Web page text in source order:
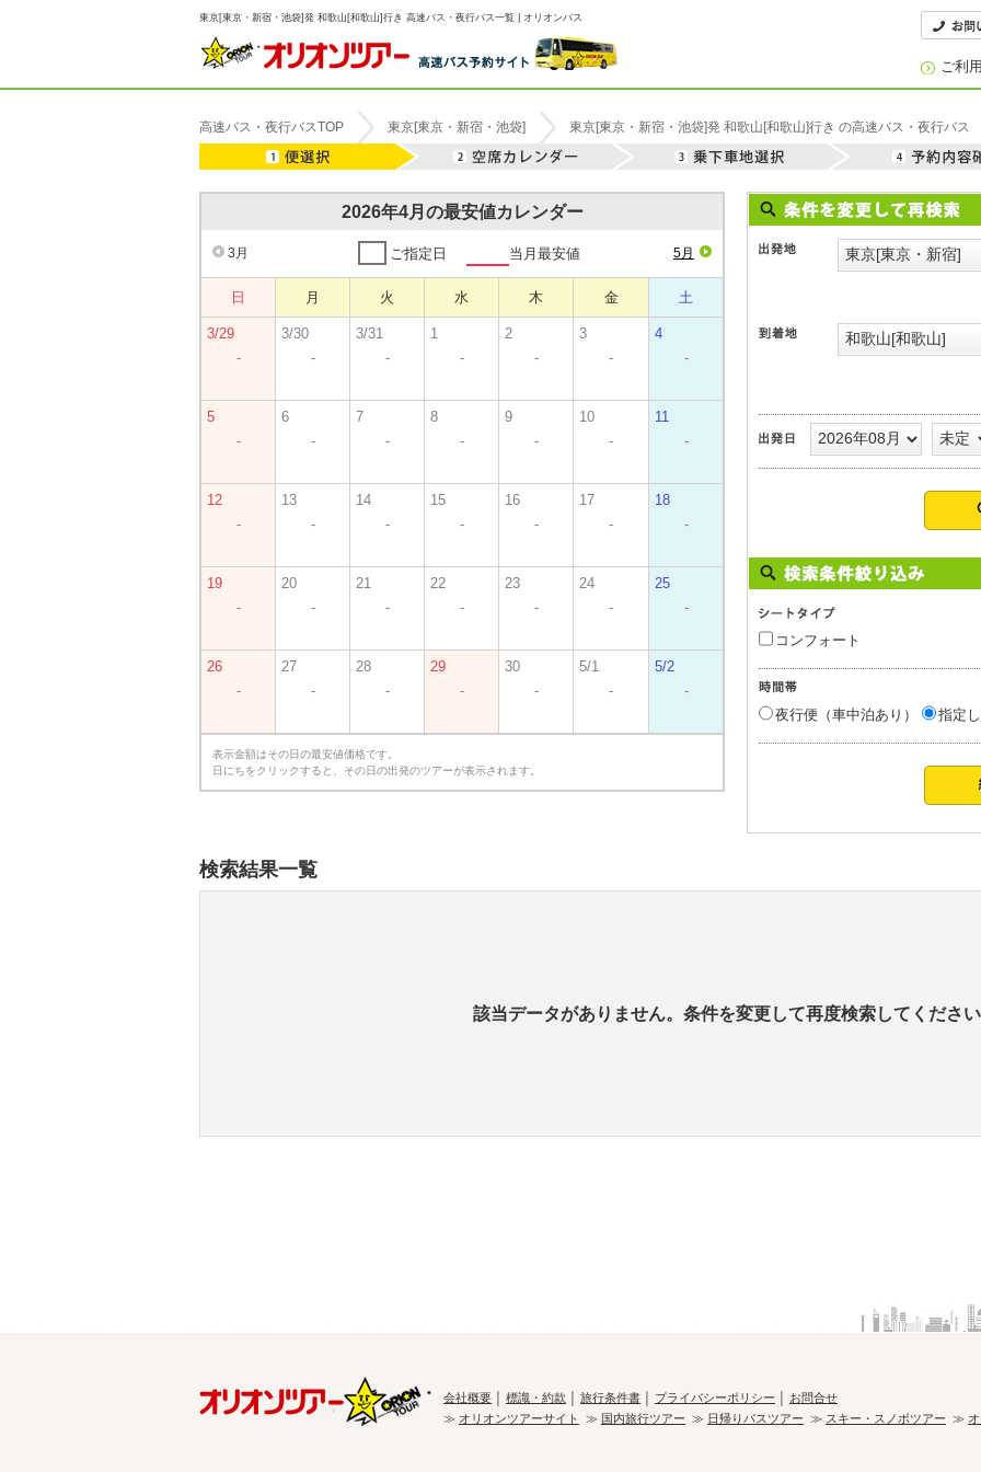
東京[東京・新宿・池袋]発 和歌山[和歌山]行き 高速バス・夜行バス一覧 | オリオンバス
ご利
高速バス・夜行バスTOP 東京[東京・新宿・池袋] 東京[東京・新宿・池袋]発 和歌山[和歌山]行き の高速バス・夜行バス
2026年4月の最安値カレンダー
3月 5月
ご指定日 当月最安値
日 月 火 水 木 金 土
3/29
-
3/30
-
3/31
-
1
-
2
-
3
-
4
-
5
-
6
-
7
-
8
-
9
-
10
-
11
-
12
-
13
-
14
-
15
-
16
-
17
-
18
-
19
-
20
-
21
-
22
-
23
-
24
-
25
-
26
-
27
-
28
-
29
-
30
-
5/1
-
5/2
-
表示金額はその日の最安値価格です。
日にちをクリックすると、その日の出発のツアーが表示されます。
コンフォート
夜行便（車中泊あり） 指定
検索結果一覧
該当データがありません。条件を変更して再度検索してくださ
会社概要 標識・約款 旅行条件書 プライバシーポリシー
お問合せ
≫ オリオンツアーサイト ≫ 国内旅行ツアー ≫ 日帰りバスツアー ≫ スキー・スノボツアー ≫